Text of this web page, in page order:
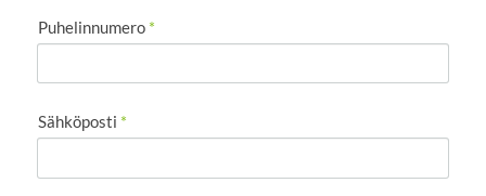
Puhelinnumero *
Sähköposti *